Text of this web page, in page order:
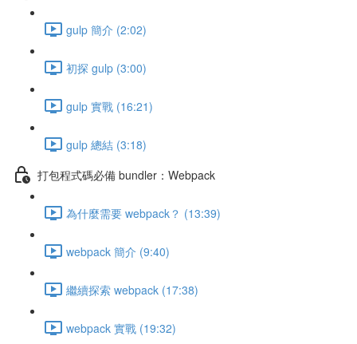
gulp 簡介 (2:02)
初探 gulp (3:00)
gulp 實戰 (16:21)
gulp 總結 (3:18)
打包程式碼必備 bundler：Webpack
為什麼需要 webpack？ (13:39)
webpack 簡介 (9:40)
繼續探索 webpack (17:38)
webpack 實戰 (19:32)